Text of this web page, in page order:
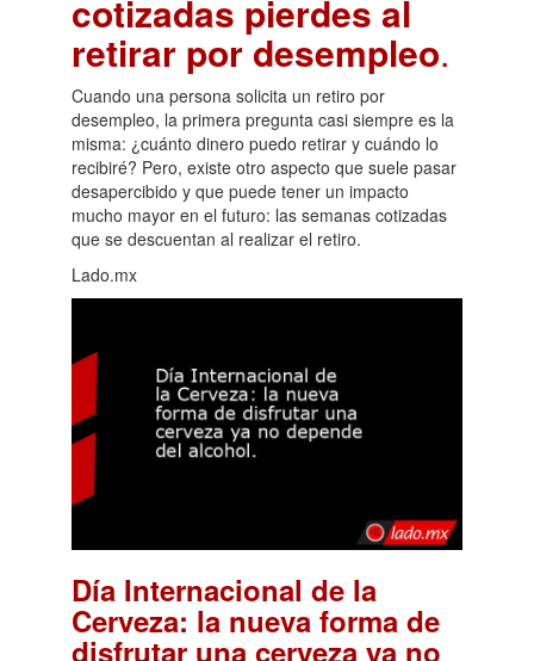
cotizadas pierdes al
retirar por desempleo.
Cuando una persona solicita un retiro por
desempleo, la primera pregunta casi siempre es la
misma: ¿cuánto dinero puedo retirar y cuándo lo
recibiré? Pero, existe otro aspecto que suele pasar
desapercibido y que puede tener un impacto
mucho mayor en el futuro: las semanas cotizadas
que se descuentan al realizar el retiro.
Lado.mx
Día Internacional de la
Cerveza: la nueva forma de
disfrutar una cerveza ya no